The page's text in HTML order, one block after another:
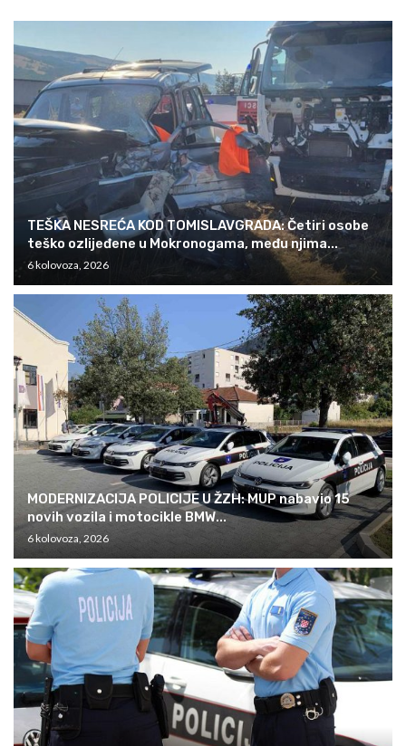
TEŠKA NESREĆA KOD TOMISLAVGRADA: Četiri osobe
teško ozlijeđene u Mokronogama, među njima...
6 kolovoza, 2026
MODERNIZACIJA POLICIJE U ŽZH: MUP nabavio 15
novih vozila i motocikle BMW...
6 kolovoza, 2026